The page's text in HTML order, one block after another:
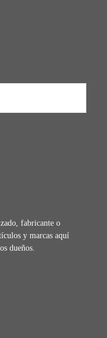
fabricante o
y marcas aquí
dueños.